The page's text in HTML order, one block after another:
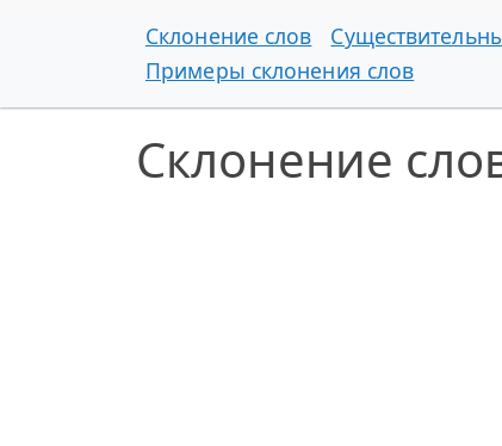
Склонение слов
Примеры склонения слов
Склонение